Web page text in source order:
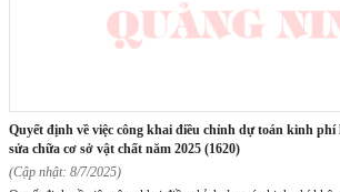
quyết định về việc công khai điều chỉnh dự toán kinh phí không tự chủ - kinh phí
sửa chữa cơ sở vật chất năm 2025 (1620)
(Cập nhật: 8/7/2025)